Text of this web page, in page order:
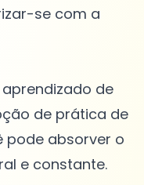
se com a
de
de prática de
pode absorver o
e constante.